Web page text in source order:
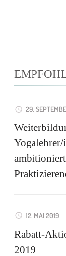
29.
12. MAI 2019
Rabatt-
2019